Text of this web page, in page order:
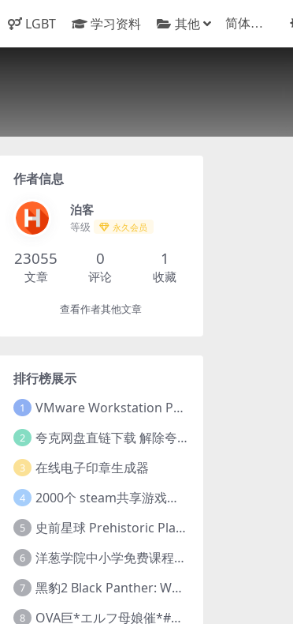
LGBT 学习资料 其他
作者信息
泊客
等级 永久会员
23055
文章
0
评论
1
收藏
查看作者其他文章
排行榜展示
1 VMware Workstation Pro 16 永久激活密钥(序列号)
2 夸克网盘直链下载 解除夸克网盘下载限制 油猴脚本
3 在线电子印章生成器
4 2000个 steam共享游戏账号 离线steam账号分享
5 史前星球 Prehistoric Planet (2022) 中字 1080p 高清 阿里云盘 2022.5.27已更新全集
6 洋葱学院中小学免费课程集合 云盘下载
7 黑豹2 Black Panther: Wakanda Forever (2022) 高清版
8 OVA巨*エルフ母娘催*#1エルフの国を蹂*する男。汚された女王と姫